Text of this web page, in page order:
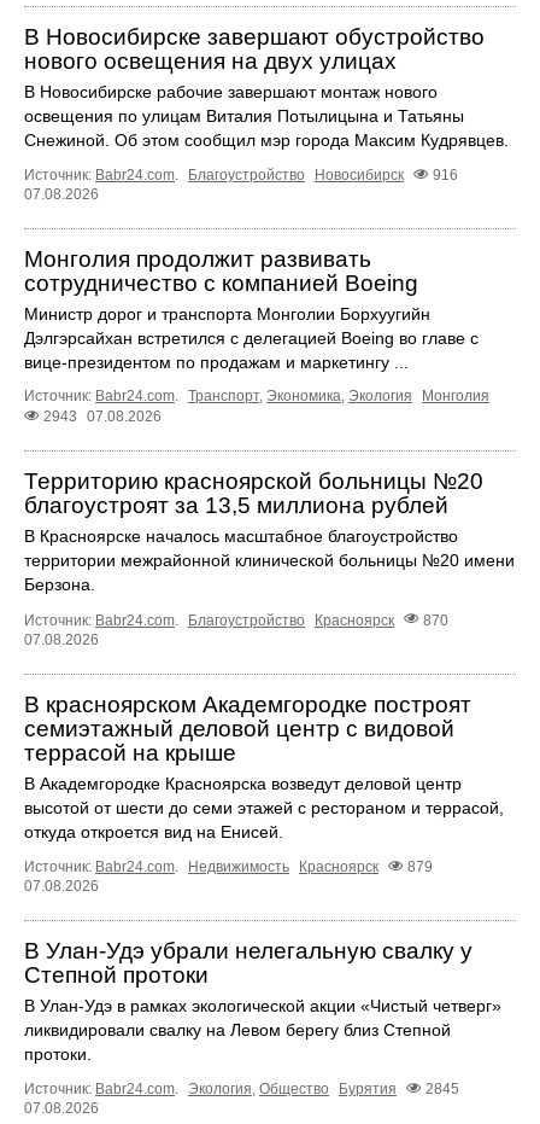
В Новосибирске завершают обустройство
нового освещения на двух улицах
В Новосибирске рабочие завершают монтаж нового
освещения по улицам Виталия Потылицына и Татьяны
Снежиной. Об этом сообщил мэр города Максим Кудрявцев.
Источник: Babr24.com. Благоустройство Новосибирск
916
07.08.2026
Монголия продолжит развивать
сотрудничество с компанией Boeing
Министр дорог и транспорта Монголии Борхуугийн
Дэлгэрсайхан встретился с делегацией Boeing во главе с
вице-президентом по продажам и маркетингу ...
Источник: Babr24.com. Транспорт, Экономика, Экология
Монголия
2943
07.08.2026
Территорию красноярской больницы №20
благоустроят за 13,5 миллиона рублей
В Красноярске началось масштабное благоустройство
территории межрайонной клинической больницы №20 имени
Берзона.
Источник: Babr24.com Благоустройство Красноярск
870
07.08.2026
В красноярском Академгородке построят
семиэтажный деловой центр с видовой
террасой на крыше
В Академгородке Красноярска возведут деловой центр
высотой от шести до семи этажей с рестораном и террасой,
откуда откроется вид на Енисей.
Источник: Babr24.com Недвижимость Красноярск
879
07.08.2026
В Улан-Удэ убрали нелегальную свалку у
Степной протоки
В Улан-Удэ в рамках экологической акции «Чистый четверг»
ликвидировали свалку на Левом берегу близ Степной
протоки.
Источник: Babr24.com. Экология, Общество Бурятия
2845
07.08.2026